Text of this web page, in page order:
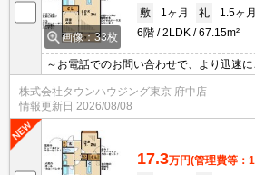
画像：33枚
敷
1ヶ月 礼
1.5ヶ月
6階
2LDK 67.15m²
～お電話でのお問い合わせで、より迅速に
地域密着タウンハウジングまで～
株式会社タウンハウジング東京 府中店
情報更新日 2026/08/08
17.3万円(管理費等：